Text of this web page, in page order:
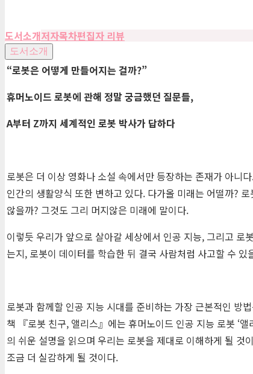
도서소개저자목차편집자 리뷰
도서소개
“로봇은 어떻게 만들어지는 걸까?”
휴머노이드 로봇에 관해 정말 궁금했던 질문들,
A부터 Z까지 세계적인 로봇 박사가 답하다
로봇은 더 이상 영화나 소설 속에서만 등장하는 존재가 아니
인간의 생활양식 또한 변하고 있다. 다가올 미래는 어떨까?
않을까? 그것도 그리 머지않은 미래에 말이다.
이렇듯 우리가 앞으로 살아갈 세상에서 인공 지능, 그리고
는지, 로봇이 데이터를 학습한 뒤 결국 사람처럼 사고할 수
로봇과 함께할 인공 지능 시대를 준비하는 가장 근본적인 방
책 『로봇 친구, 앨리스』에는 휴머노이드 인공 지능 로봇 ‘
의 쉬운 설명을 읽으며 우리는 로봇을 제대로 이해하게 될
조금 더 실감하게 될 것이다.